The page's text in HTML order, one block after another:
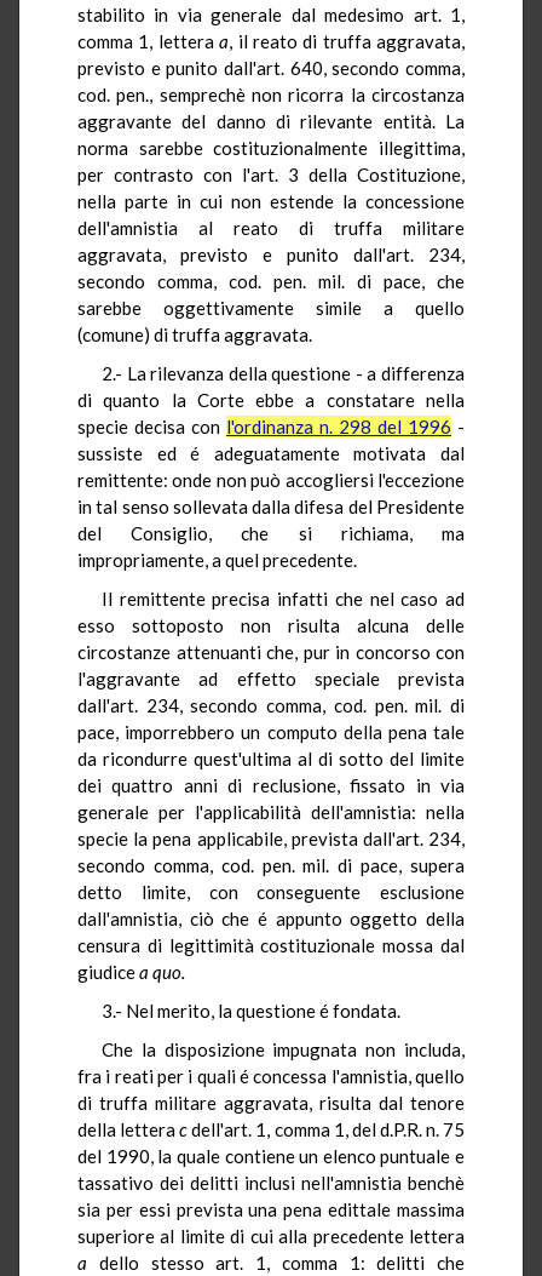
stabilito in via generale dal medesimo art. 1,
comma 1, letteraa, il reato di truffa aggravata,
previsto e punito dall'art. 640, secondo comma,
cod. pen., semprechè non ricorra la circostanza
aggravante del danno di rilevante entità. La
norma sarebbe costituzionalmente illegittima,
per contrasto con l'art. 3 della Costituzione,
nella parte in cui non estende la concessione
dell'amnistia al reato di truffa militare
aggravata, previsto e punito dall'art. 234,
secondo comma, cod. pen. mil. di pace, che
sarebbe oggettivamente simile a quello
(comune) di truffa aggravata.
2.- La rilevanza della questione - a differenza
di quanto la Corte ebbe a constatare nella
specie decisa con l'ordinanza n. 298 del 1996 -
sussiste ed é adeguatamente motivata dal
remittente: onde non può accogliersi l'eccezione
in tal senso sollevata dalla difesa del Presidente
del Consiglio, che si richiama, ma
impropriamente, a quel precedente.
Il remittente precisa infatti che nel caso ad
esso sottoposto non risulta alcuna delle
circostanze attenuanti che, pur in concorso con
l'aggravante ad effetto speciale prevista
dall'art. 234, secondo comma, cod. pen. mil. di
pace, imporrebbero un computo della pena tale
da ricondurre quest'ultima al di sotto del limite
dei quattro anni di reclusione, fissato in via
generale per l'applicabilità dell'amnistia: nella
specie la pena applicabile, prevista dall'art. 234,
secondo comma, cod. pen. mil. di pace, supera
detto limite, con conseguente esclusione
dall'amnistia, ciò che é appunto oggetto della
censura di legittimità costituzionale mossa dal
giudicea quo.
3.- Nel merito, la questione é fondata.
Che la disposizione impugnata non includa,
fra i reati per i quali é concessa l'amnistia, quello
di truffa militare aggravata, risulta dal tenore
della letteracdell'art. 1, comma 1, del d.P.R. n. 75
del 1990, la quale contiene un elenco puntuale e
tassativo dei delitti inclusi nell'amnistia benchè
sia per essi prevista una pena edittale massima
superiore al limite di cui alla precedente lettera
a dello stesso art. 1, comma 1: delitti che